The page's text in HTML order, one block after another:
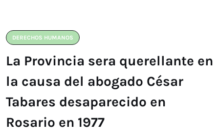
DERECHOS HUMANOS
La Provincia sera querellante en
la causa del abogado César
Tabares desaparecido en
Rosario en 1977